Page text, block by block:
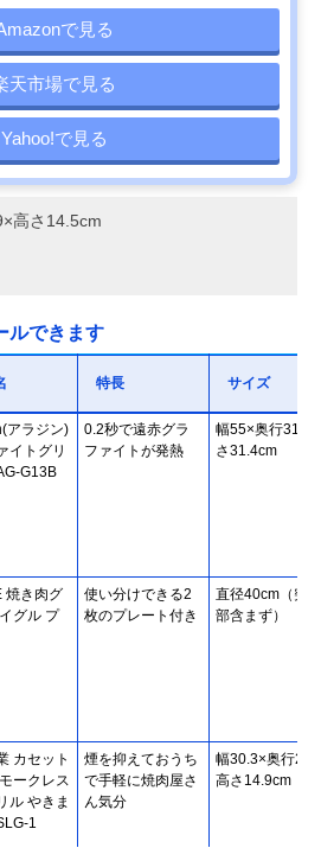
で見る
天市場で見る
Yahoo!で見る
高さ14.5cm
ルできます
特長 サイズ
アラジン)
イトグリ
G13B
0.2秒で遠赤グラ
ファイトが発熱
幅55×奥行31×高
さ31.4cm
焼き肉グ
グル プ
使い分けできる2
枚のプレート付き
直径40cm（突起
部含まず）
カセット
ークレス
ル やきま
1
煙を抑えておうち
で手軽に焼肉屋さ
ん気分
幅30.3×奥行
高さ14.9cm